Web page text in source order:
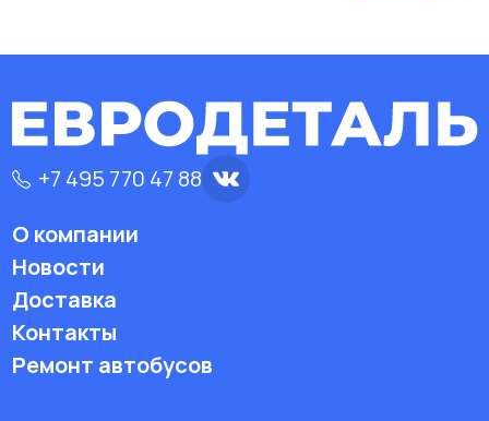
+7 495 770 47 88
О компании
Новости
Доставка
Контакты
Ремонт автобусов